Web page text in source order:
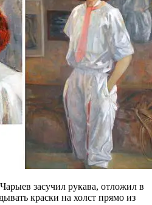
засучил рукава, отложил в
краски на холст прямо из